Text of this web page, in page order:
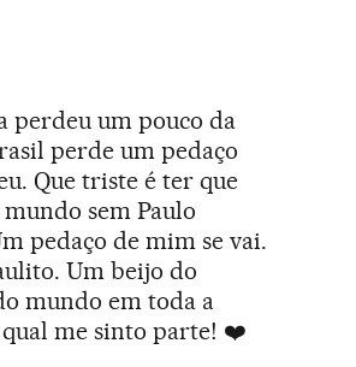
perdeu um pouco da
perde um pedaço
Que triste é ter que
sem Paulo
pedaço de mim se vai.
Um beijo do
mundo em toda a
me sinto parte! ❤️